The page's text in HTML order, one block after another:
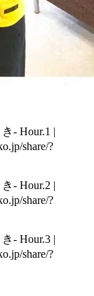
- Hour.1 |
share/?
- Hour.2 |
share/?
- Hour.3 |
share/?